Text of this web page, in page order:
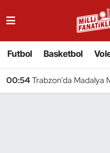
Futbol Basketbol
00:54Trabzon'da Madalya
Badminton